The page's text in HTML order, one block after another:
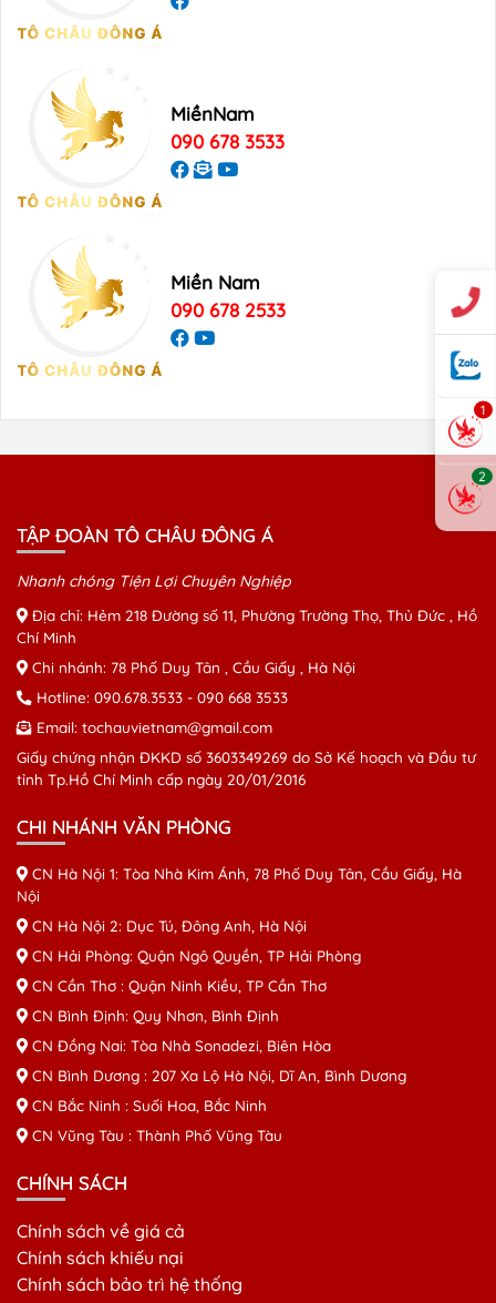
MiềnNam
090 678 3533
Miền Nam
090 678 2533
TẬP ĐOÀN TÔ CHÂU ĐÔNG Á
Nhanh chóng Tiện Lợi Chuyên Nghiệp
Địa chỉ: Hẻm 218 Đường số 11, Phường Trường Thọ, Thủ Đức , Hồ
Chí Minh
Chi nhánh: 78 Phố Duy Tân , Cầu Giấy , Hà Nội
Hotline: 090.678.3533 - 090 668 3533
Email: tochauvietnam@gmail.com
Giấy chứng nhận ĐKKD số 3603349269 do Sở Kế hoạch và Đầu tư
tỉnh Tp.Hồ Chí Minh cấp ngày 20/01/2016
1
2
CHI NHÁNH VĂN PHÒNG
CN Hà Nội 1: Tòa Nhà Kim Ánh, 78 Phố Duy Tân, Cầu Giấy, Hà
Nội
CN Hà Nội 2: Dục Tú, Đông Anh, Hà Nội
CN Hải Phòng: Quận Ngô Quyền, TP Hải Phòng
CN Cần Thơ : Quận Ninh Kiều, TP Cần Thơ
CN Bình Định: Quy Nhơn, Bình Định
CN Đồng Nai: Tòa Nhà Sonadezi, Biên Hòa
CN Bình Dương : 207 Xa Lộ Hà Nội, Dĩ An, Bình Dương
CN Bắc Ninh : Suối Hoa, Bắc Ninh
CN Vũng Tàu : Thành Phố Vũng Tàu
CHÍNH SÁCH
Chính sách về giá cả
Chính sách khiếu nại
Chính sách bảo trì hệ thống